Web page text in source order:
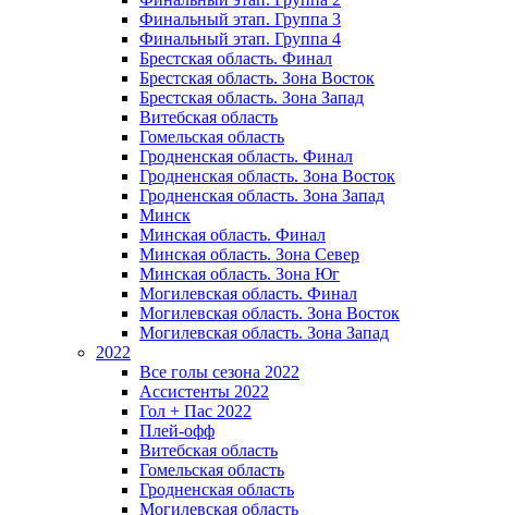
Финальный этап. Группа 3
Финальный этап. Группа 4
Брестская область. Финал
Брестская область. Зона Восток
Брестская область. Зона Запад
Витебская область
Гомельская область
Гродненская область. Финал
Гродненская область. Зона Восток
Гродненская область. Зона Запад
Минск
Минская область. Финал
Минская область. Зона Север
Минская область. Зона Юг
Могилевская область. Финал
Могилевская область. Зона Восток
Могилевская область. Зона Запад
2022
Все голы сезона 2022
Ассистенты 2022
Гол + Пас 2022
Плей-офф
Витебская область
Гомельская область
Гродненская область
Могилевская область